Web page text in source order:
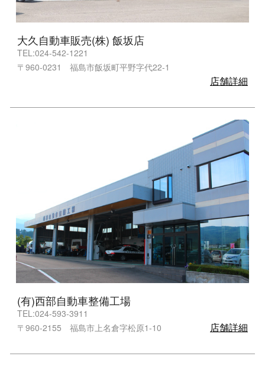
大久自動車販売(株) 飯坂店
TEL:024-542-1221
〒960-0231 福島市飯坂町平野字代22-1
店舗詳細
(有)西部自動車整備工場
TEL:024-593-3911
〒960-2155 福島市上名倉字松原1-10
店舗詳細